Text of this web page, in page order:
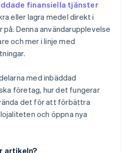
finansiella tjänster
eller lagra medel direkt i
Denna användarupplevelse
och mer i linje med
med inbäddad
företag, hur det fungerar
det för att förbättra
och öppna nya
artikeln?